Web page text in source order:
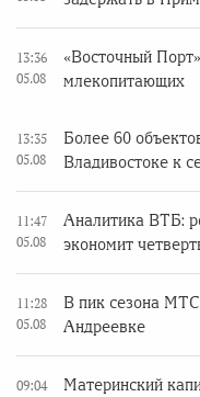
13:36
05.08
«Восточный
млекопитающих
13:35
05.08
Более 60
Владивостоке к
11:47
05.08
Аналитика ВТБ:
экономит
11:28
05.08
В пик сезона МТС
Андреевке
09:04
Материнский